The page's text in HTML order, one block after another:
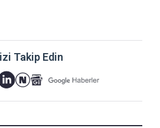
Takip Edin